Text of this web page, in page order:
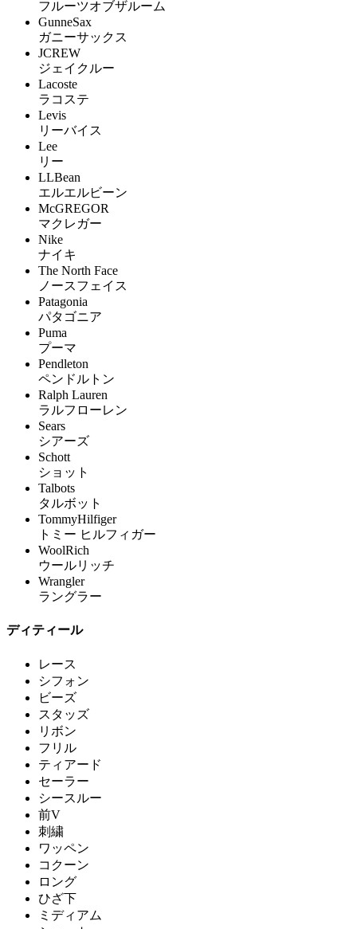
フルーツオブザルーム
GunneSax
ガニーサックス
JCREW
ジェイクルー
Lacoste
ラコステ
Levis
リーバイス
Lee
リー
LLBean
エルエルビーン
McGREGOR
マクレガー
Nike
ナイキ
The North Face
ノースフェイス
Patagonia
パタゴニア
Puma
プーマ
Pendleton
ペンドルトン
Ralph Lauren
ラルフローレン
Sears
シアーズ
Schott
ショット
Talbots
タルボット
TommyHilfiger
トミー ヒルフィガー
WoolRich
ウールリッチ
Wrangler
ラングラー
ディティール
レース
シフォン
ビーズ
スタッズ
リボン
フリル
ティアード
セーラー
シースルー
前V
刺繍
ワッペン
コクーン
ロング
ひざ下
ミディアム